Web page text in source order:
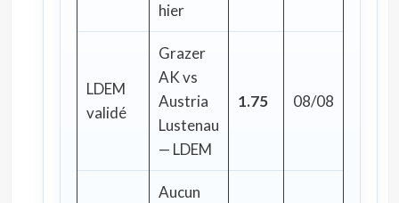
hier
LDEM
validé
Grazer
AK vs
Austria
Lustenau
— LDEM
1.75 08/08
Aucun